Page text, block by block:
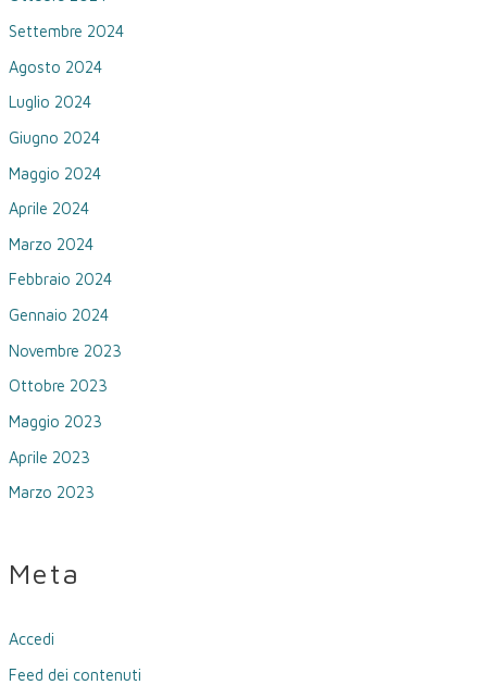
Settembre 2024
Agosto 2024
Luglio 2024
Giugno 2024
Maggio 2024
Aprile 2024
Marzo 2024
Febbraio 2024
Gennaio 2024
Novembre 2023
Ottobre 2023
Maggio 2023
Aprile 2023
Marzo 2023
Meta
Accedi
Feed dei contenuti